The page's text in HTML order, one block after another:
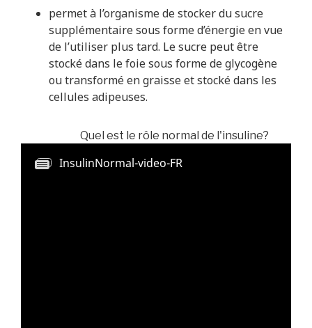
permet à l’organisme de stocker du sucre
supplémentaire sous forme d’énergie en vue
de l’utiliser plus tard. Le sucre peut être
stocké dans le foie sous forme de glycogène
ou transformé en graisse et stocké dans les
cellules adipeuses.
Quel est le rôle normal de l'insuline?